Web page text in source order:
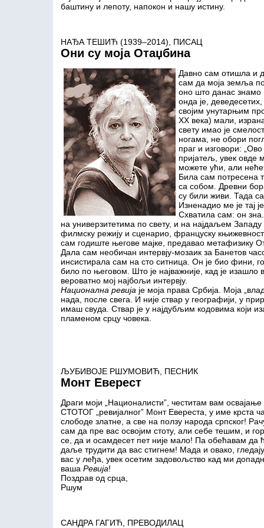
баштину и лепоту, напокон и нашу истину.
НАЂА ТЕШИЋ (1939–2014), ПИСАЦ
Они су моја Отаџбина
Давно сам отишла и
сам да моја земља
оно што данас
онда је,
својим унутарњим
XX века) мали,
свету имао је
ногама, не обори
праг и изговори:
пријатељ, увек овде
можете ући, али
Била сам потресена
са собом. Древни
су били живи. Тада
Изненадио ме је тај
Схватила сам: он
на универзитетима по свету, и на најдаљем
филмску режију и сценарио, француску
сам годиште његове мајке, предавао метафизику
Дала сам необичан интервју-мозаик за Банетов
инсистирала сам на сто ситница. Он је био фини,
било по његовом. Што је најважније, кад је изашло
вероватно мој најбољи интервју.
Национална ревија је моја права Србија. Моја
нада, после свега. И није ствар у географији, у
имаш свуда. Ствар је у најдубљим кодовима који
пламеном срцу човека.
ЉУБИВОЈЕ РШУМОВИЋ, ПЕСНИК
Монт Еверест
Драги моји „Националисти”, честитам вам освајање
СТОТОГ „ревијалног” Монт Евереста, у име крста
слободе златне, а све на ползу народа српског!
сам да пре вас освојим стоту, али себе тешим, и
се, да и осамдесет пет није мало! Па обећавам да
даље трудити да вас стигнем! Мада и овако,
вас у леђа, увек осетим задовољство кад ми
ваша Ревија!
Поздрав од срца,
Ршум
САНДРА ГАГИЋ, ПРЕВОДИЛАЦ